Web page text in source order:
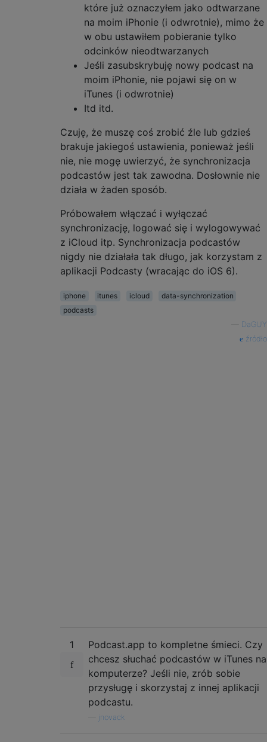
które już oznaczyłem jako odtwarzane
na moim iPhonie (i odwrotnie), mimo że
w obu ustawiłem pobieranie tylko
odcinków nieodtwarzanych
Jeśli zasubskrybuję nowy podcast na
moim iPhonie, nie pojawi się on w
iTunes (i odwrotnie)
Itd itd.
Czuję, że muszę coś zrobić źle lub gdzieś
brakuje jakiegoś ustawienia, ponieważ jeśli
nie, nie mogę uwierzyć, że synchronizacja
podcastów jest tak zawodna. Dosłownie nie
działa w żaden sposób.
Próbowałem włączać i wyłączać
synchronizację, logować się i wylogowywać
z iCloud itp. Synchronizacja podcastów
nigdy nie działała tak długo, jak korzystam z
aplikacji Podcasty (wracając do iOS 6).
iphone itunes icloud
data-synchronization
podcasts
DaGUY
źródło
1
Podcast.app to kompletne śmieci. Czy
chcesz słuchać podcastów w iTunes na
komputerze? Jeśli nie, zrób sobie
przysługę i skorzystaj z innej aplikacji
podcastu.
jnovack